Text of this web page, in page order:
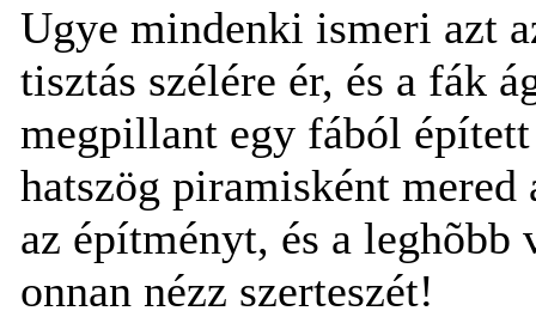
Ugye mindenki ismeri azt
tisztás szélére ér, és a fák
megpillant egy fából
hatszög piramisként mered
az építményt, és a leghõbb
onnan nézz szerteszét!